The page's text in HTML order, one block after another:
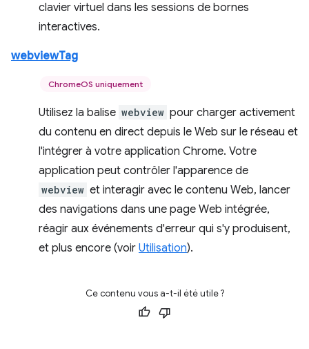
clavier virtuel dans les sessions de bornes
interactives.
webviewTag
ChromeOS uniquement
Utilisez la balise webview pour charger activement
du contenu en direct depuis le Web sur le réseau et
l'intégrer à votre application Chrome. Votre
application peut contrôler l'apparence de
webview et interagir avec le contenu Web, lancer
des navigations dans une page Web intégrée,
réagir aux événements d'erreur qui s'y produisent,
et plus encore (voir Utilisation).
Ce contenu vous a-t-il été utile ?